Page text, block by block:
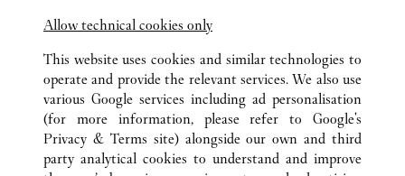
卡地亞 利園五期 精品店
營業至
8:00 PM
利園五期地下及一樓
8105 5008
德誠表行 九龍 2.39 km
營業至8:30 PM
1-7號地鋪
2368 7722
Allow technical cookies only
This website uses cookies and similar technologies to
operate and provide the relevant services. We also use
various Google services including ad personalisation
(for more information, please refer to Google's
Privacy & Terms site) alongside our own and third
party analytical cookies to understand and improve